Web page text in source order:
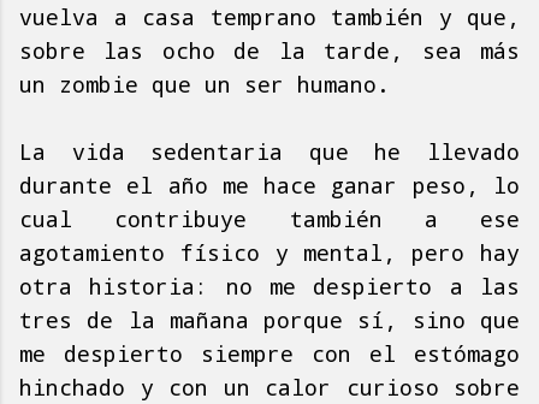
vuelva a casa temprano también y que,
sobre las ocho de la tarde, sea más
un zombie que un ser humano.
La vida sedentaria que he llevado
durante el año me hace ganar peso, lo
cual contribuye también a ese
agotamiento físico y mental, pero hay
otra historia: no me despierto a las
tres de la mañana porque sí, sino que
me despierto siempre con el estómago
hinchado y con un calor curioso sobre